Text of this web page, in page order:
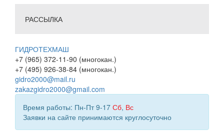
РАССЫЛКА
ГИДРОТЕХМАШ
+7 (965) 372-11-90 (многокан.)
+7 (495) 926-38-84 (многокан.)
gidro2000@mail.ru
zakazgidro2000@gmail.com
Время работы: Пн-Пт 9-17 Сб, Вс
Заявки на сайте принимаются круглосуточно